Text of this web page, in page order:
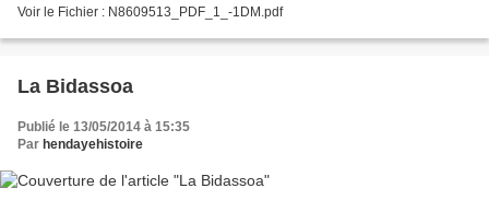
Voir le Fichier : N8609513_PDF_1_-1DM.pdf
La Bidassoa
Publié le 13/05/2014 à 15:35
Par hendayehistoire